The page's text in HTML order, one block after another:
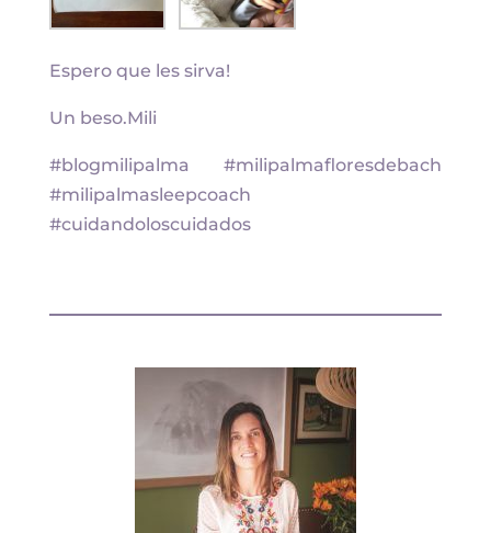
Espero que les sirva!
Un beso.Mili
#blogmilipalma #milipalmafloresdebach
#milipalmasleepcoach
#cuidandoloscuidados